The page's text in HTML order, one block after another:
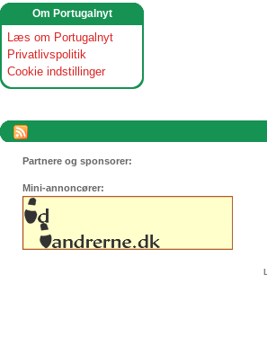
Om Portugalnyt
Læs om Portugalnyt
Privatlivspolitik
Cookie indstillinger
Partnere og sponsorer:
Mini-annoncører: